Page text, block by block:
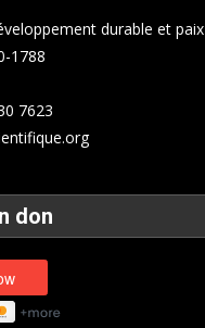
durable et paix
1788
7623
don